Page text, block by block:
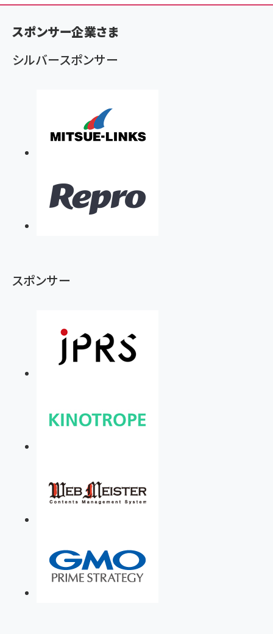
く
ず
スポンサー企業さま
シルバースポンサー
スポンサー